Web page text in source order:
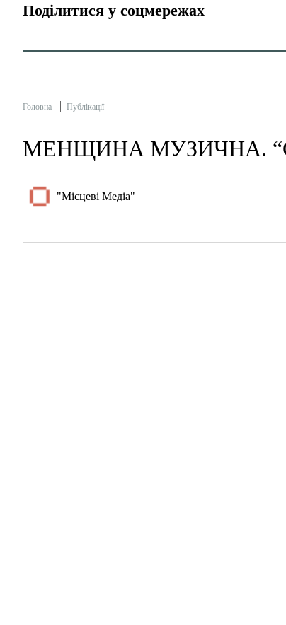
Поділитися у соцмережах
Головна Публікації
МЕНЩИНА МУЗИЧНА.
"Місцеві Медіа"